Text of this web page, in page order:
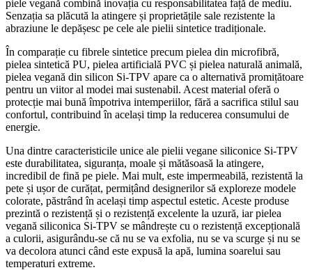
piele vegană combină inovația cu responsabilitatea față de mediu.
Senzația sa plăcută la atingere și proprietățile sale rezistente la
abraziune le depășesc pe cele ale pielii sintetice tradiționale.
În comparație cu fibrele sintetice precum pielea din microfibră,
pielea sintetică PU, pielea artificială PVC și pielea naturală animală,
pielea vegană din silicon Si-TPV apare ca o alternativă promițătoare
pentru un viitor al modei mai sustenabil. Acest material oferă o
protecție mai bună împotriva intemperiilor, fără a sacrifica stilul sau
confortul, contribuind în același timp la reducerea consumului de
energie.
Una dintre caracteristicile unice ale pielii vegane siliconice Si-TPV
este durabilitatea, siguranța, moale și mătăsoasă la atingere,
incredibil de fină pe piele. Mai mult, este impermeabilă, rezistentă la
pete și ușor de curățat, permițând designerilor să exploreze modele
colorate, păstrând în același timp aspectul estetic. Aceste produse
prezintă o rezistență și o rezistență excelente la uzură, iar pielea
vegană siliconica Si-TPV se mândrește cu o rezistență excepțională
a culorii, asigurându-se că nu se va exfolia, nu se va scurge și nu se
va decolora atunci când este expusă la apă, lumina soarelui sau
temperaturi extreme.